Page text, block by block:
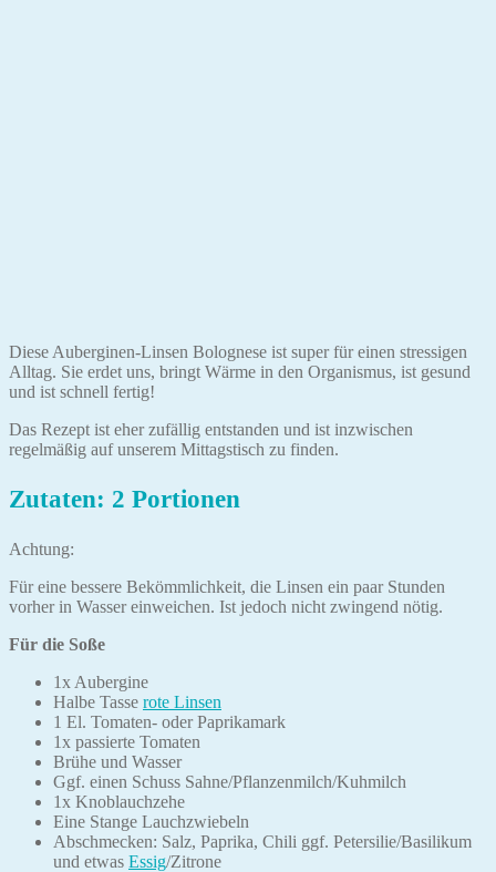
Diese Auberginen-Linsen Bolognese ist super für einen stressigen
Alltag. Sie erdet uns, bringt Wärme in den Organismus, ist gesund
und ist schnell fertig!
Das Rezept ist eher zufällig entstanden und ist inzwischen
regelmäßig auf unserem Mittagstisch zu finden.
Zutaten: 2 Portionen
Achtung:
Für eine bessere Bekömmlichkeit, die Linsen ein paar Stunden
vorher in Wasser einweichen. Ist jedoch nicht zwingend nötig.
Für die Soße
1x Aubergine
Halbe Tasse rote Linsen
1 El. Tomaten- oder Paprikamark
1x passierte Tomaten
Brühe und Wasser
Ggf. einen Schuss Sahne/Pflanzenmilch/Kuhmilch
1x Knoblauchzehe
Eine Stange Lauchzwiebeln
Abschmecken: Salz, Paprika, Chili ggf. Petersilie/Basilikum
und etwas Essig/Zitrone